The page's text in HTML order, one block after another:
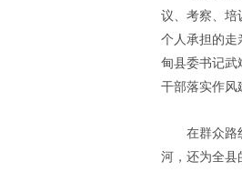
议、考察、培
个人承担的走
甸县委书记武
干部落实作风
在群众路
河，还为全县